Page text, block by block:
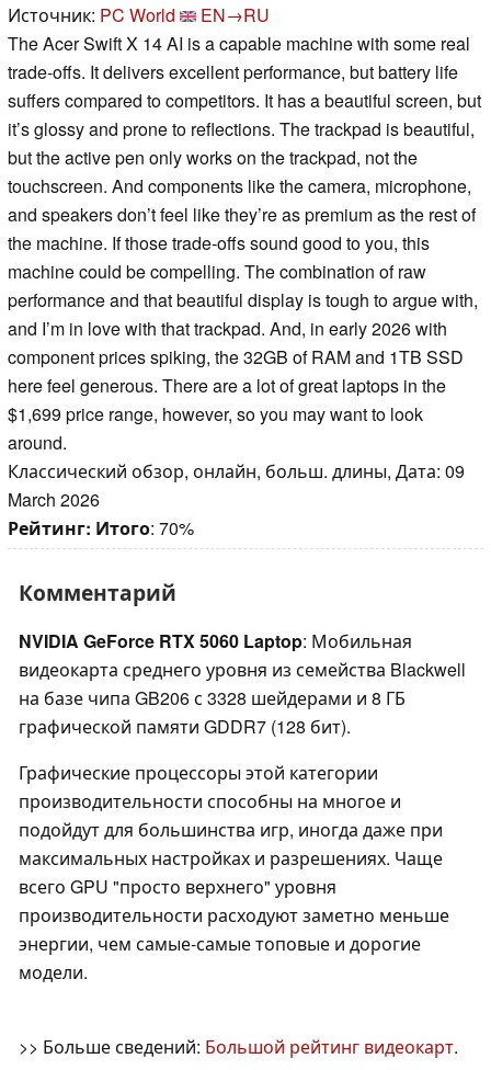
Источник: PC World
EN→RU
The Acer Swift X 14 AI is a capable machine with some real
trade-offs. It delivers excellent performance, but battery life
suffers compared to competitors. It has a beautiful screen, but
it’s glossy and prone to reflections. The trackpad is beautiful,
but the active pen only works on the trackpad, not the
touchscreen. And components like the camera, microphone,
and speakers don’t feel like they’re as premium as the rest of
the machine. If those trade-offs sound good to you, this
machine could be compelling. The combination of raw
performance and that beautiful display is tough to argue with,
and I’m in love with that trackpad. And, in early 2026 with
component prices spiking, the 32GB of RAM and 1TB SSD
here feel generous. There are a lot of great laptops in the
$1,699 price range, however, so you may want to look
around.
Классический обзор, онлайн, больш. длины, Дата: 09
March 2026
Рейтинг: Итого: 70%
Комментарий
NVIDIA GeForce RTX 5060 Laptop: Мобильная
видеокарта среднего уровня из семейства Blackwell
на базе чипа GB206 с 3328 шейдерами и 8 ГБ
графической памяти GDDR7 (128 бит).
Графические процессоры этой категории
производительности способны на многое и
подойдут для большинства игр, иногда даже при
максимальных настройках и разрешениях. Чаще
всего GPU "просто верхнего" уровня
производительности расходуют заметно меньше
энергии, чем самые-самые топовые и дорогие
модели.
>> Больше сведений: Большой рейтинг видеокарт.